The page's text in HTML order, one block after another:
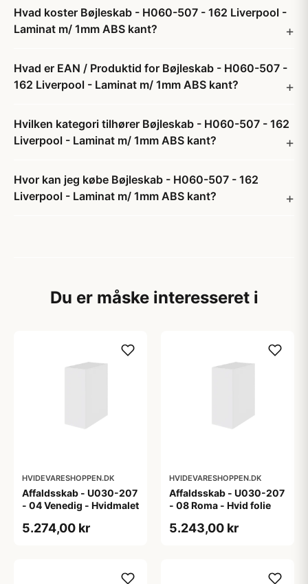
Hvad koster Bøjleskab - H060-507 - 162 Liverpool -
Laminat m/ 1mm ABS kant?
Hvad er EAN / Produktid for Bøjleskab - H060-507 -
162 Liverpool - Laminat m/ 1mm ABS kant?
Hvilken kategori tilhører Bøjleskab - H060-507 - 162
Liverpool - Laminat m/ 1mm ABS kant?
Hvor kan jeg købe Bøjleskab - H060-507 - 162
Liverpool - Laminat m/ 1mm ABS kant?
Du er måske interesseret i
HVIDEVARESHOPPEN.DK
Affaldsskab - U030-207
- 04 Venedig - Hvidmalet
5.274,00 kr
HVIDEVARESHOPPEN.DK
Affaldsskab - U030-207
- 08 Roma - Hvid folie
5.243,00 kr